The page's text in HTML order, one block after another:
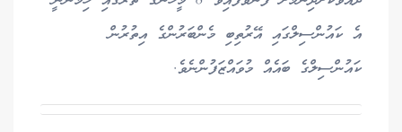
އެ ކައުންސިލްގައި އޭރުތިބި މެންބަރުންގެ އިތުރުން
ކައުންސިލްގެ ބައެއް މުވައްޒަފުންނެވެ.